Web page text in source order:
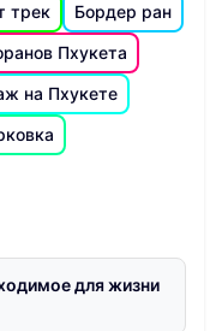
трек
Бордер ран
Пхукета
на Пхукете
для жизни